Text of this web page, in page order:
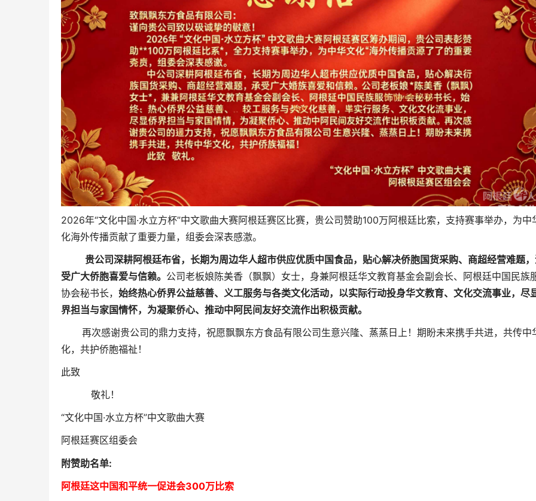
2026年“文化中国·水立方杯”中文歌曲大赛阿根廷赛区比赛，贵公司赞助100万阿根廷比索，支持赛事举办，为中
化海外传播贡献了重要力量，组委会深表感激。
贵公司深耕阿根廷布省，长期为周边华人超市供应优质中国食品，贴心解决侨胞国货采购、商超经营难题
受广大侨胞喜爱与信赖。 公司老板娘陈美香（飘飘）女士，身兼阿根廷华文教育基金会副会长、阿根廷中国民族
协会秘书长， 始终热心侨界公益慈善、义工服务与各类文化活动，以实际行动投身华文教育、文化交流事业，尽
界担当与家国情怀，为凝聚侨心、推动中阿民间友好交流作出积极贡献。
再次感谢贵公司的鼎力支持，祝愿飘飘东方食品有限公司生意兴隆、蒸蒸日上！期盼未来携手共进，共传中
化，共护侨胞福祉！
此致
敬礼！
“文化中国·水立方杯”中文歌曲大赛
阿根廷赛区组委会
附赞助名单:
阿根廷这中国和平统一促进会300万比索